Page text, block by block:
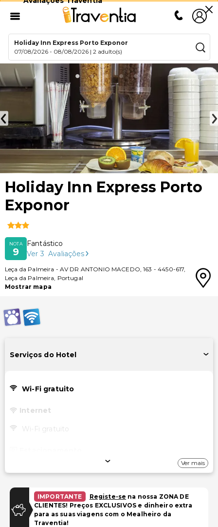
Holiday Inn Express Porto Exponor
07/08/2026 - 08/08/2026 |2 adulto(s)
Holiday Inn Express Porto
Exponor
NOTA
9
Fantástico
Ver 3 Avaliações
Leça da Palmeira - AV DR ANTONIO MACEDO, 163 -4450-617,
Leça da Palmeira, Portugal
Mostrar mapa
Serviços do Hotel
Wi-Fi gratuito
Internet
Wi-Fi gratuito
Instalações
TV em áreas comuns
Espaço para conferências
Ver mais
IMPORTANTE Registe-se na nossa ZONA DE
CLIENTES! Preços EXCLUSIVOS e dinheiro extra
para as suas viagens com o Mealheiro da
Traventia!